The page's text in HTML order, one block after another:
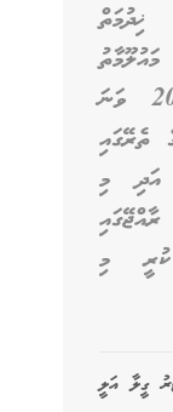
ގާނޫނެއްގައި ހިމަނާފައި ވަނީ 2015 ވަނަ
ތެރޭގައި
އަދި މި
މި
ގީލާ އަލީ